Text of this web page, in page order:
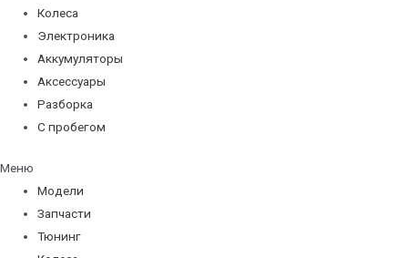
Колеса
Электроника
Аккумуляторы
Аксессуары
Разборка
С пробегом
Меню
Модели
Запчасти
Тюнинг